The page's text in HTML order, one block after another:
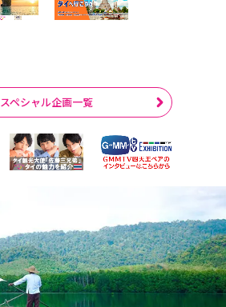
スペシャル企画一覧